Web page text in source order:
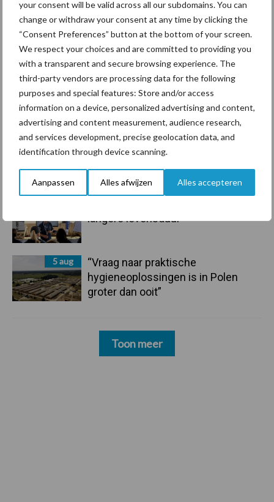
your consent will be valid across all our subdomains. You can
change or withdraw your consent at any time by clicking the
“Consent Preferences” button at the bottom of your screen.
We respect your choices and are committed to providing you
with a transparent and secure browsing experience. The
third-party vendors are processing data for the following
purposes and special features: Store and/or access
information on a device, personalized advertising and content,
advertising and content measurement, audience research,
and services development, precise geolocation data, and
identification through device scanning.
Aanpassen Alles afwijzen Alles accepteren
7 aug
Grondstoffenmarkt blijft grillig:
droogte en geopolitiek houden
handel in de greep
7 aug
De speenhuid: een vaak
onderschatte risicofactor voor
mastitis
6 aug
ForFarmers ziet volume en
marktaandeel groeien in krimpende
Nederlandse markt
langere levensduur
5 aug
“Vraag naar praktische
hygieneoplossingen is in Polen
groter dan ooit”
Toon meer